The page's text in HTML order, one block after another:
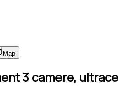
Map
3 camere,